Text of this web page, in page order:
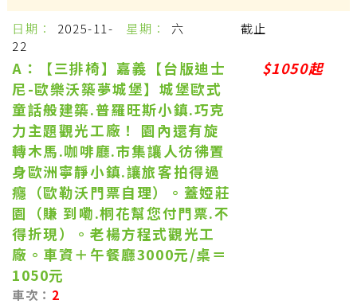
2025-11-
22
六
A：【三排椅】嘉義【台版迪士
尼-歐樂沃築夢城堡】城堡歐式
童話般建築.普羅旺斯小鎮.巧克
力主題觀光工廠！ 園內還有旋
轉木馬.咖啡廳.市集讓人彷彿置
身歐洲寧靜小鎮.讓旅客拍得過
癮（歐勒沃門票自理）。蓋婭莊
園（賺 到嘞.桐花幫您付門票.不
得折現）。老楊方程式觀光工
廠。車資＋午餐廳3000元/桌＝
1050元
2
$1050起
截止